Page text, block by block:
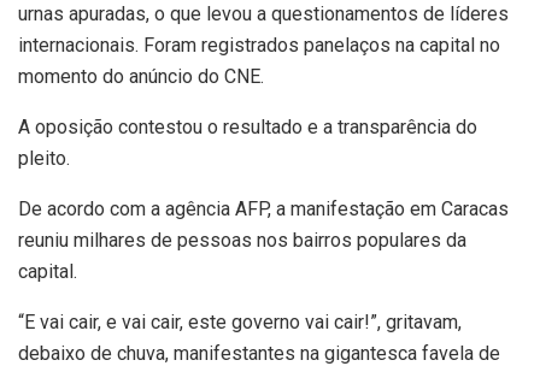
urnas apuradas, o que levou a questionamentos de líderes
internacionais. Foram registrados panelaços na capital no
momento do anúncio do CNE.
A oposição contestou o resultado e a transparência do
pleito.
De acordo com a agência AFP, a manifestação em Caracas
reuniu milhares de pessoas nos bairros populares da
capital.
“E vai cair, e vai cair, este governo vai cair!”, gritavam,
debaixo de chuva, manifestantes na gigantesca favela de